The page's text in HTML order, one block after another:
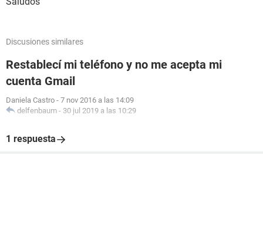
Discusiones similares
Restablecí mi teléfono y no me acepta mi
cuenta Gmail
Daniela Castro - 7 nov 2016 a las 14:09
delfenbaum - 30 jul 2019 a las 10:29
1 respuesta